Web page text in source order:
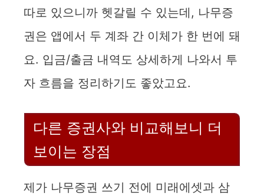
따로 있으니까 헷갈릴 수 있는데, 나무증
권은 앱에서 두 계좌 간 이체가 한 번에 돼
요. 입금/출금 내역도 상세하게 나와서 투
자 흐름을 정리하기도 좋았고요.
다른 증권사와 비교해보니 더
보이는 장점
제가 나무증권 쓰기 전에 미래에셋과 삼